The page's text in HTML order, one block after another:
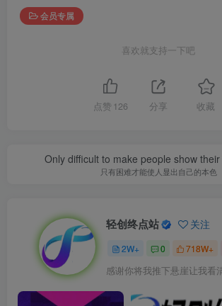
会员专属
喜欢就支持一下吧
点赞 126 分享 收藏
Only difficult to make people show
只有困难才能使人显出自己的本色
轻创终点站 关注
2W+ 0 718W+
感谢你将我推下悬崖让我看